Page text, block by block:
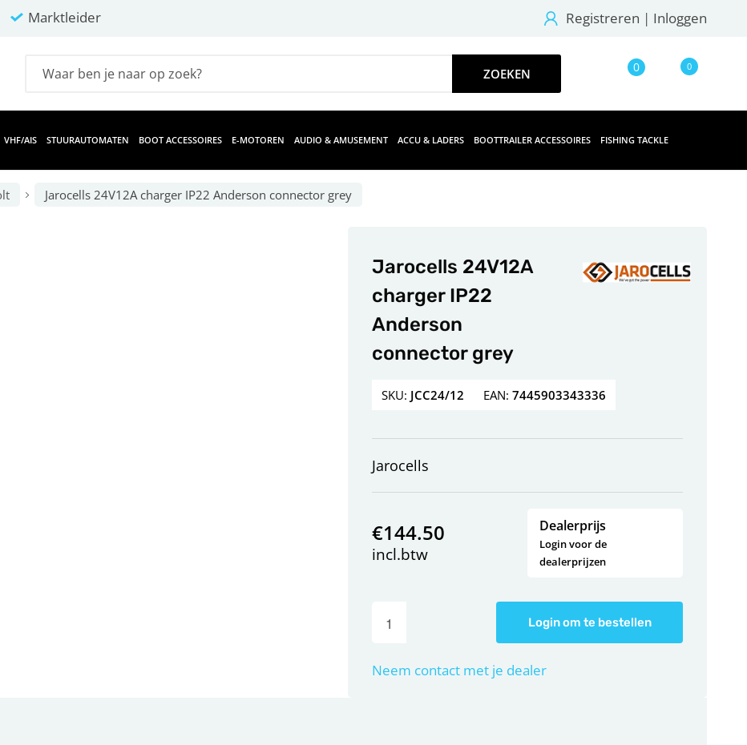
Marktleider Registreren | Inloggen
0 0
VHF/AIS STUURAUTOMATEN BOOT ACCESSOIRES E-MOTOREN AUDIO & AMUSEMENT ACCU & LADERS BOOTTRAILER ACCESSOIRES FISHING TACKLE
Jarocells 24V12A charger IP22 Anderson connector grey
Jarocells 24V12A
charger IP22
Anderson
connector grey
SKU: JCC24/12 EAN:7445903343336
Jarocells
€144.50
incl.btw
Dealerprijs
Login voor de
dealerprijzen
Login om te bestellen
Neem contact met je dealer